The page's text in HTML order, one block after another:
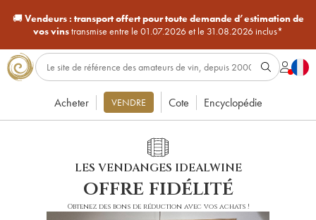
🚚Vendeurs : transport offert pour toute demande d’estimation de
vos vinstransmise entre le 01.07.2026 et le 31.08.2026 inclus*
Acheter VENDRE Cote Encyclopédie
LES VENDANGES IDEALWINE
offre fidélité
Obtenez des bons de réduction avec vos achats !